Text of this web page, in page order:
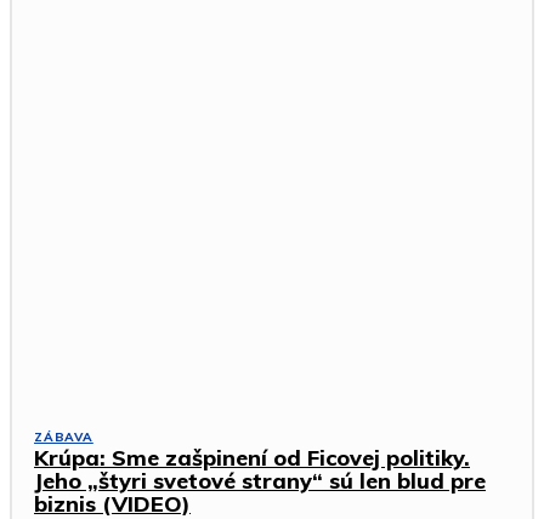
ZÁBAVA
Krúpa: Sme zašpinení od Ficovej politiky.
Jeho „štyri svetové strany“ sú len blud pre
biznis (VIDEO)